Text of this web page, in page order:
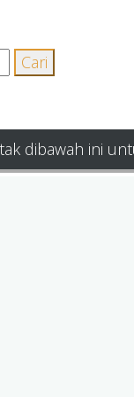
dibawah ini